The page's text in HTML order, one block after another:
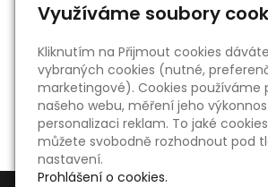
« zpět
Využíváme soubory
Kliknutím na Přijmout cookies
vybraných cookies (nutné,
marketingové). Cookies používáme
našeho webu, měření jeho
personalizaci reklam. To jaké
můžete svobodně rozhodnout pod
nastavení.
Prohlášení o cookies.